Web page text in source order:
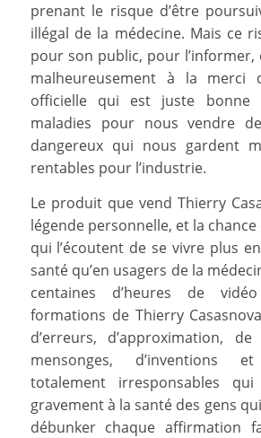
prenant le risque d’être
illégal de la médecine. Mais ce
pour son public, pour l’informer,
malheureusement à la merci
officielle qui est juste bonne
maladies pour nous vendre
dangereux qui nous gardent
rentables pour l’industrie.
Le produit que vend Thierry
légende personnelle, et la chance
qui l’écoutent de se vivre plus
santé qu’en usagers de la
centaines d’heures de
formations de Thierry
d’erreurs, d’approximation,
mensonges, d’inventions
totalement irresponsables
gravement à la santé des gens
débunker chaque affirmation